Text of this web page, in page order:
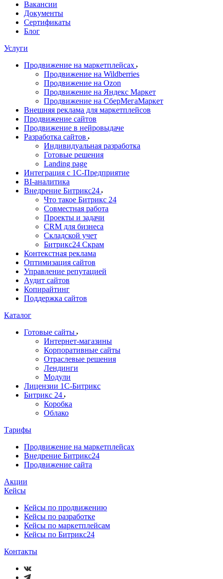
Вакансии
Документы
Сертификаты
Блог
Услуги
Продвижение на маркетплейсах
Продвижение на Wildberries
Продвижение на Ozon
Продвижение на Яндекс Маркет
Продвижение на СберМегаМаркет
Внешняя реклама для маркетплейсов
Продвижение сайтов
Продвижение в нейровыдаче
Разработка сайтов
Индивидуальная разработка
Готовые решения
Landing page
Интеграция с 1С-Предприятие
BI-аналитика
Внедрение Битрикс24
Что такое Битрикс 24
Совместная работа
Проекты и задачи
СRМ для бизнеса
Складской учет
Битрикс24 Скрам
Контекстная реклама
Оптимизация сайтов
Управление репутацией
Аудит сайтов
Копирайтинг
Поддержка сайтов
Каталог
Готовые сайты
Интернет-магазины
Корпоративные сайты
Отраслевые решения
Лендинги
Модули
Лицензии 1С-Битрикс
Битрикс 24
Коробка
Облако
Тарифы
Продвижение на маркетплейсах
Внедрение Битрикс24
Продвижение сайта
Акции
Кейсы
Кейсы по продвижению
Кейсы по разработке
Кейсы по маркетплейсам
Кейсы по Битрикс24
Контакты